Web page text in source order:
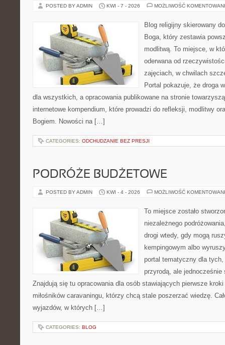
POSTED BY ADMIN KWI - 7 - 2026 MOŻLIWOŚĆ
Blog religijny skierowany
Boga, który zestawia
modlitwą. To miejsce, w
oderwana od
zajęciach, w chwilach
Portal pokazuje, że droga
dla wszystkich, a opracowania publikowane na stronie
internetowe kompendium, które prowadzi do refleksji, modlitwy
Bogiem. Nowości na […]
CATEGORIES: ODCHUDZANIE BEZ PRESJI
PODRÓŻE BUDŻETOWE
POSTED BY ADMIN KWI - 4 - 2026 MOŻLIWOŚĆ
To miejsce zostało
niezależnego
drogi wtedy, gdy mogą
kempingowym albo
portal tematyczny dla
przyrodą, ale
Znajdują się tu opracowania dla osób stawiających pierwsze
miłośników caravaningu, którzy chcą stale poszerzać wiedzę.
wyjazdów, w których […]
CATEGORIES: BLOG